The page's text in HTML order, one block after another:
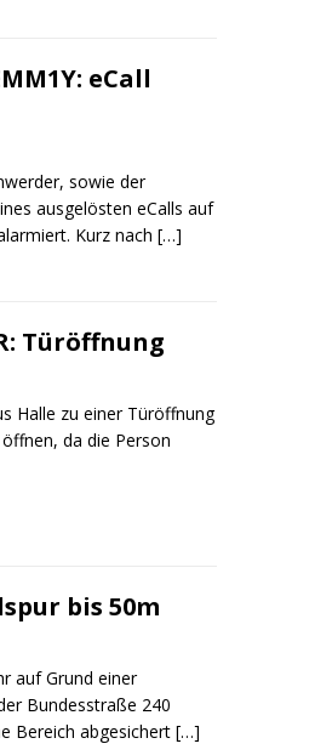
eCall
sowie der
ausgelösten eCalls auf
Kurz nach […]
Türöffnung
Halle zu einer Türöffnung
da die Person
bis 50m
auf Grund einer
Bundesstraße 240
Bereich abgesichert […]